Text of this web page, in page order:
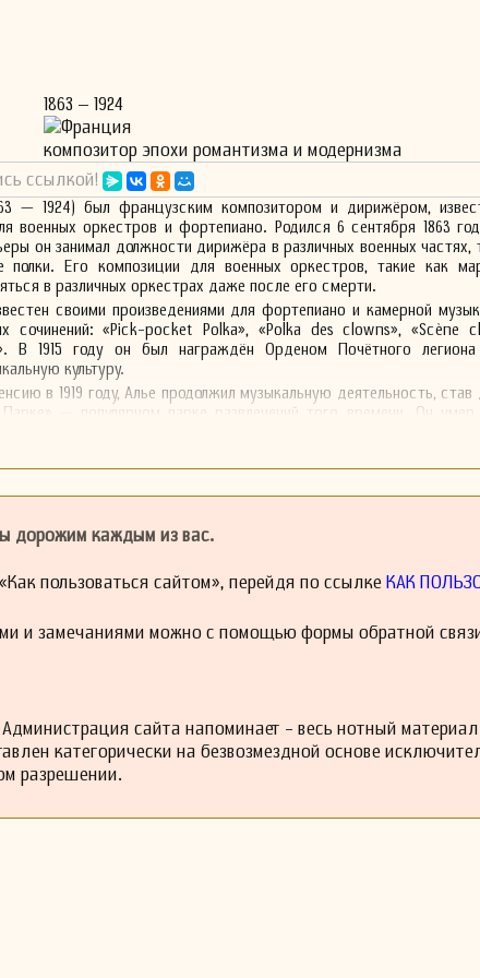
1863 – 1924
Франция
композитор эпохи романтизма и модернизма
ссылкой!
— 1924) был французским композитором и дирижёром,
военных оркестров и фортепиано. Родился 6 сентября 1863
он занимал должности дирижёра в различных военных частях,
полки. Его композиции для военных оркестров, такие как
в различных оркестрах даже после его смерти.
своими произведениями для фортепиано и камерной
сочинений: «Pick-pocket Polka», «Polka des clowns», «Scène
В 1915 году он был награждён Орденом Почётного
культуру.
в 1919 году, Алье продолжил музыкальную деятельность,
Парке» — популярном парке развлечений того времени. Он
дорожим каждым из вас.
пользоваться сайтом», перейдя по ссылке КАК
и замечаниями можно с помощью формы обратной
сайта напоминает - весь нотный материал
категорически на безвозмездной основе
разрешении.